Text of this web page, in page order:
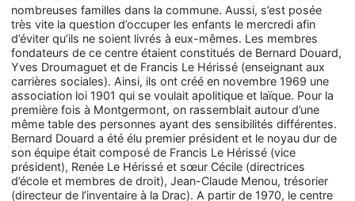
nombreuses familles dans la commune. Aussi, s’est posée
très vite la question d’occuper les enfants le mercredi afin
d’éviter qu’ils ne soient livrés à eux-mêmes. Les membres
fondateurs de ce centre étaient constitués de Bernard Douard,
Yves Droumaguet et de Francis Le Hérissé (enseignant aux
carrières sociales). Ainsi, ils ont créé en novembre 1969 une
association loi 1901 qui se voulait apolitique et laïque. Pour la
première fois à Montgermont, on rassemblait autour d’une
même table des personnes ayant des sensibilités différentes.
Bernard Douard a été élu premier président et le noyau dur de
son équipe était composé de Francis Le Hérissé (vice
président), Renée Le Hérissé et sœur Cécile (directrices
d’école et membres de droit), Jean-Claude Menou, trésorier
(directeur de l’inventaire à la Drac). A partir de 1970, le centre